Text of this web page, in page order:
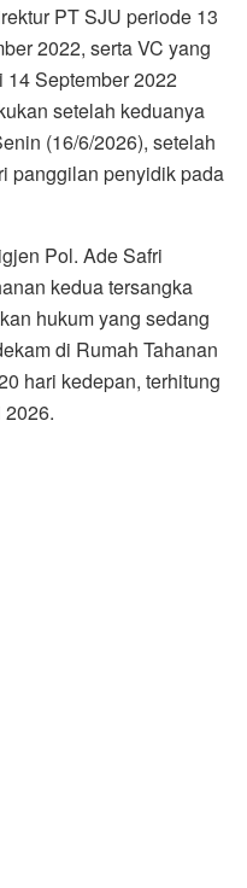
PT SJU periode 13
2022, serta VC yang
14 September 2022
setelah keduanya
(16/6/2026), setelah
panggilan penyidik pada
Pol. Ade Safri
kedua tersangka
hukum yang sedang
di Rumah Tahanan
hari kedepan, terhitung